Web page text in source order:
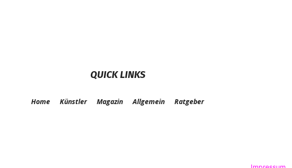
QUICK LINKS
Home Künstler Magazin Allgemein Ratgeber